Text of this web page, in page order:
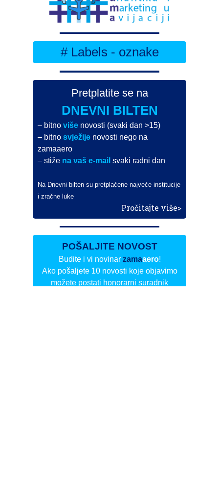
# Labels - oznake
Pretplatite se na
DNEVNI BILTEN
– bitnoviše novosti (svaki dan >15)
– bitnosvježije novosti nego na
zamaaero
– stiže na vaš e-mail svaki radni dan
Na Dnevni bilten su pretplaćene najveće institucije
i zračne luke
Pročitajte više>
POŠALJITE NOVOST
Budite i vi novinar zamaaero!
Ako pošaljete 10 novosti koje objavimo
možete postati honorarni suradnik